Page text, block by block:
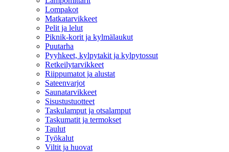
Lompakot
Matkatarvikkeet
Pelit ja lelut
Piknik-korit ja kylmälaukut
Puutarha
Pyyhkeet, kylpytakit ja kylpytossut
Retkeilytarvikkeet
Riippumatot ja alustat
Sateenvarjot
Saunatarvikkeet
Sisustustuotteet
Taskulamput ja otsalamput
Taskumatit ja termokset
Taulut
Työkalut
Viltit ja huovat